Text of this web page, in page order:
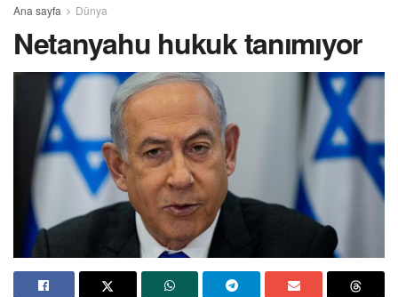
Ana sayfa Dünya
Netanyahu hukuk tanımıyor